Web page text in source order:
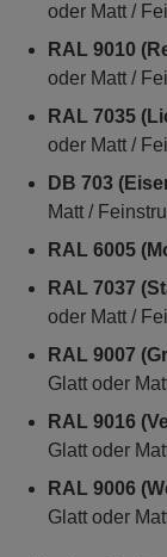
oder Matt /
RAL 9010
oder Matt /
RAL 7035
oder Matt /
DB 703
Matt /
RAL 6005
RAL 7037
oder Matt /
RAL 9007
Glatt oder
RAL 9016
Glatt oder
RAL 9006
Glatt oder